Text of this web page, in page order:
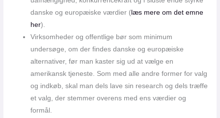
danske og europæiske værdier ( læs mere om det emne
her).
Virksomheder og offentlige bør som minimum
undersøge, om der findes danske og europæiske
alternativer, før man kaster sig ud at vælge en
amerikansk tjeneste. Som med alle andre former for valg
og indkøb, skal man dels lave sin research og dels træffe
et valg, der stemmer overens med ens værdier og
formål.